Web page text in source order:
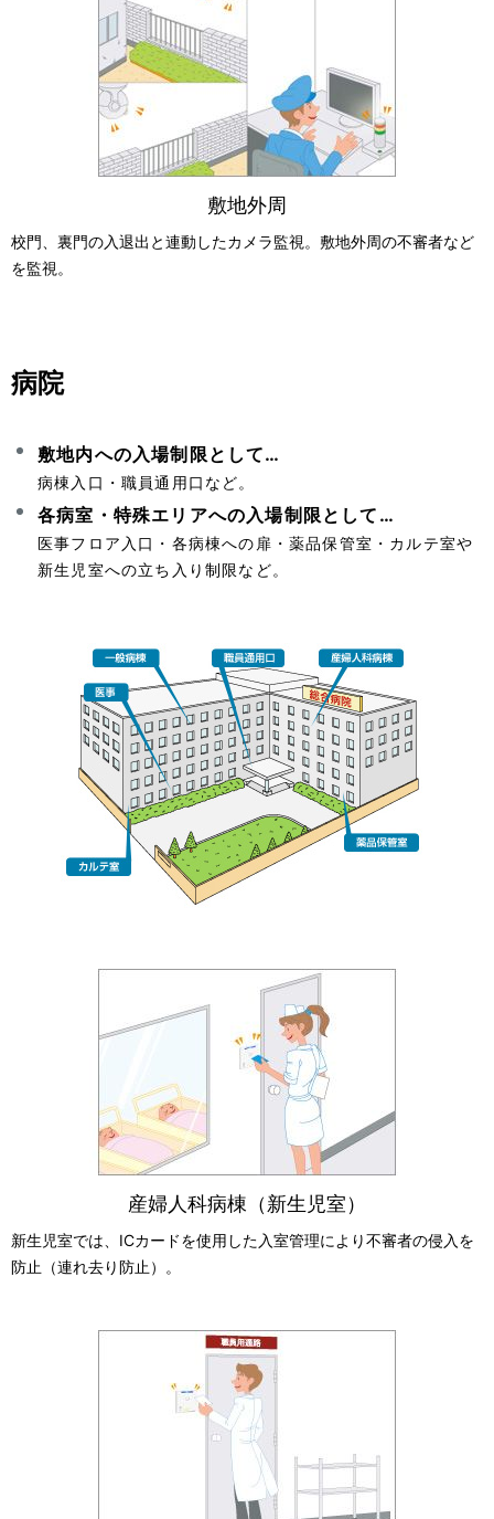
校門、裏門の入退出と連動したカメラ監視。敷地外周の不審者など
を監視。
敷地外周
病院
敷地内への入場制限として…
病棟入口・職員通用口など。
各病室・特殊エリアへの入場制限として…
医事フロア入口・各病棟への扉・薬品保管室・カルテ室や
新生児室への立ち入り制限など。
新生児室では、ICカードを使用した入室管理により不審者の侵入を
防止（連れ去り防止）。
産婦人科病棟（新生児室）